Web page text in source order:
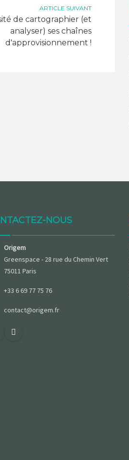
ARTICLE SUIVANT
de cartographier (et
analyser) ses chaînes
d'approvisionnement !
NOUS
Origem
Greenspace - 28 rue du Chemin Vert
75011 Paris
+33 6 69 77 75 76
contact@origem.fr